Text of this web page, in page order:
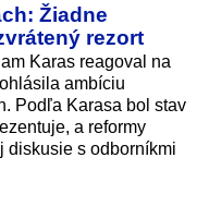
Žiadne
rezort
Karas reagoval na
ambíciu
Podľa Karasa bol stav
a reformy
diskusie s odborníkmi